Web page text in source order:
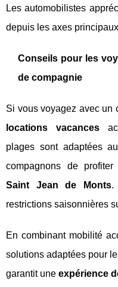
Les automobilistes
depuis les axes
Conseils pour les
de compagnie
Si vous voyagez avec un
locations vacances
plages sont adaptées
compagnons de
Saint Jean de Monts.
restrictions saisonnières
En combinant mobilité
solutions adaptées pour
garantit une expérience